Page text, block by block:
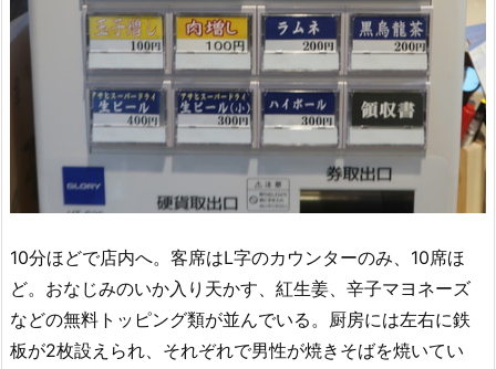
10分ほどで店内へ。客席はL字のカウンターのみ、10席ほ
ど。おなじみのいか入り天かす、紅生姜、辛子マヨネーズ
などの無料トッピング類が並んでいる。厨房には左右に鉄
板が2枚設えられ、それぞれで男性が焼きそばを焼いてい